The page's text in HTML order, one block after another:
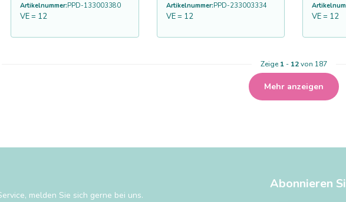
Artikelnummer:PPD-133003380
VE = 12
Artikelnummer:PPD-233003334
VE = 12 VE = 12
Zeige1- 12von 187
Mehr anzeigen
melden Sie sich gerne bei uns.
Abonnieren